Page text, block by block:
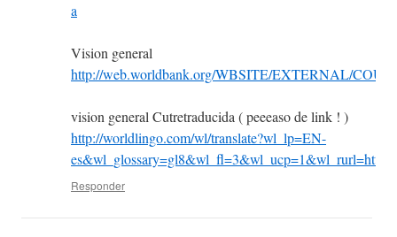
a
Vision general
http://web.worldbank.org/WBSITE/EXTERNAL/
vision general Cutretraducida ( peeeaso de link ! )
http://worldlingo.com/wl/translate?wl_lp=EN-
Responder